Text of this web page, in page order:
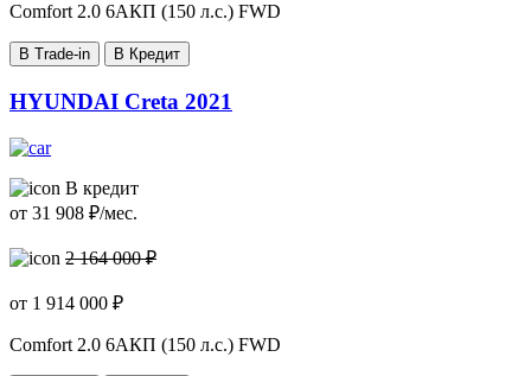
Comfort 2.0 6AКП (150 л.с.) FWD
В Trade-in В Кредит
HYUNDAI Creta 2021
В кредит
от 31 908 ₽/мес.
2 164 000 ₽
от 1 914 000 ₽
Comfort 2.0 6AКП (150 л.с.) FWD